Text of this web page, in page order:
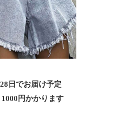
日でお届け予定
1000 円かかります